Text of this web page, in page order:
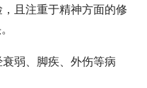
且注重于精神方面的修
弱、脚疾、外伤等病